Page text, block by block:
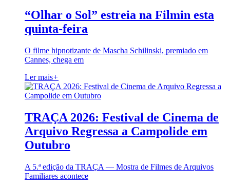
“Olhar o Sol” estreia na Filmin esta
quinta-feira
O filme hipnotizante de Mascha Schilinski, premiado em
Cannes, chega em
Ler mais+
TRAÇA 2026: Festival de Cinema de
Arquivo Regressa a Campolide em
Outubro
A 5.ª edição da TRAÇA — Mostra de Filmes de Arquivos
Familiares acontece